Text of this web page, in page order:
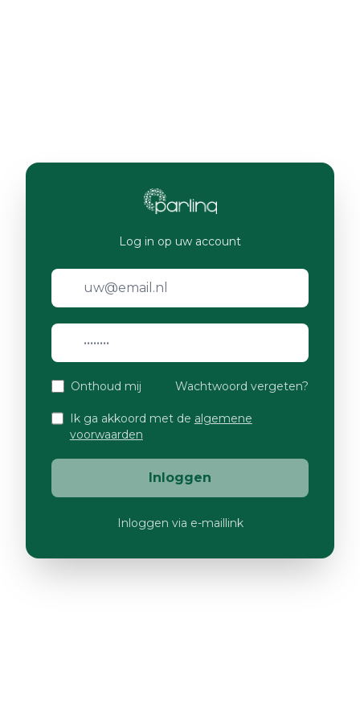
Log in op uw account
Onthoud mij Wachtwoord vergeten?
Ik ga akkoord met de algemene
voorwaarden
Inloggen
Inloggen via e-maillink